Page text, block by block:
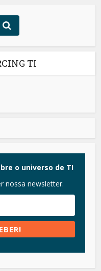
TI
o universo de TI
nossa newsletter.